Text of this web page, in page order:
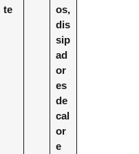
te
os,
dis
sip
ad
or
es
de
cal
or
e